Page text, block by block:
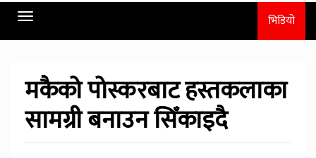
Toggle
navigation
भिडियो
मकैको पोस्करबाट हस्तकलाका
सामग्री बनाउन सिँकाइदै